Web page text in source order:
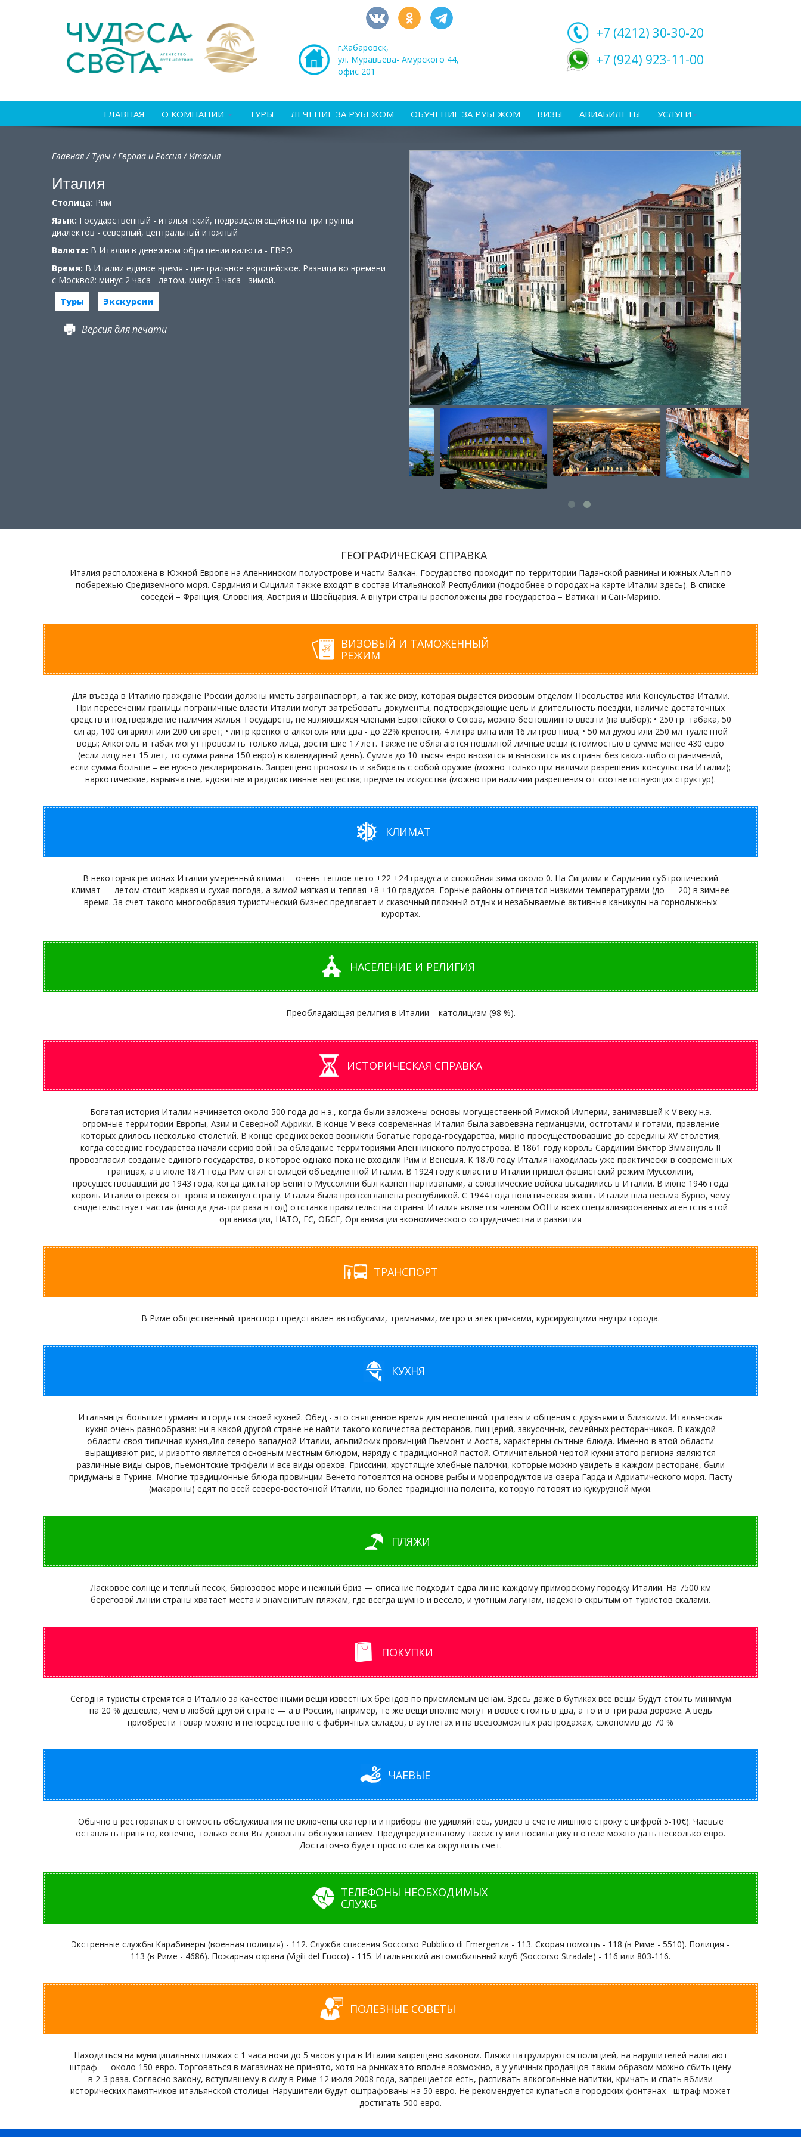
г.Хабаровск,
ул. Муравьева- Амурского 44,
офис 201
+7 (4212) 30-30-20
+7 (924) 923-11-00
ГЛАВНАЯ О КОМПАНИИ ТУРЫ ЛЕЧЕНИЕ ЗА РУБЕЖОМ ОБУЧЕНИЕ ЗА РУБЕЖОМ ВИЗЫ АВИАБИЛЕТЫ УСЛУГИ
Главная/ Туры/Европа и Россия/Италия
Италия
Столица: Рим
Язык: Государственный - итальянский, подразделяющийся на три группы
диалектов - северный, центральный и южный
Валюта: В Италии в денежном обращении валюта - ЕВРО
Время: В Италии единое время - центральное европейское. Разница во времени
с Москвой: минус 2 часа - летом, минус 3 часа - зимой.
Туры
Экскурсии
Версия для печати
ГЕОГРАФИЧЕСКАЯ СПРАВКА
Италия расположена в Южной Европе на Апеннинском полуострове и части Балкан. Государство проходит по территории Паданской равнины и южных Альп по
побережью Средиземного моря. Сардиния и Сицилия также входят в состав Итальянской Республики (подробнее о городах на карте Италии здесь). В списке
соседей – Франция, Словения, Австрия и Швейцария. А внутри страны расположены два государства – Ватикан и Сан-Марино.
ВИЗОВЫЙ И ТАМОЖЕННЫЙ
РЕЖИМ
Для въезда в Италию граждане России должны иметь загранпаспорт, а так же визу, которая выдается визовым отделом Посольства или Консульства Италии.
При пересечении границы пограничные власти Италии могут затребовать документы, подтверждающие цель и длительность поездки, наличие достаточных
средств и подтверждение наличия жилья. Государств, не являющихся членами Европейского Союза, можно беспошлинно ввезти (на выбор): • 250 гр. табака, 50
сигар, 100 сигарилл или 200 сигарет; • литр крепкого алкоголя или два - до 22% крепости, 4 литра вина или 16 литров пива; • 50 мл духов или 250 мл туалетной
воды; Алкоголь и табак могут провозить только лица, достигшие 17 лет. Также не облагаются пошлиной личные вещи (стоимостью в сумме менее 430 евро
(если лицу нет 15 лет, то сумма равна 150 евро) в календарный день). Сумма до 10 тысяч евро ввозится и вывозится из страны без каких-либо ограничений,
если сумма больше – ее нужно декларировать. Запрещено провозить и забирать с собой оружие (можно только при наличии разрешения консульства Италии);
наркотические, взрывчатые, ядовитые и радиоактивные вещества; предметы искусства (можно при наличии разрешения от соответствующих структур).
КЛИМАТ
В некоторых регионах Италии умеренный климат – очень теплое лето +22 +24 градуса и спокойная зима около 0. На Сицилии и Сардинии субтропический
климат — летом стоит жаркая и сухая погода, а зимой мягкая и теплая +8 +10 градусов. Горные районы отличатся низкими температурами (до — 20) в зимнее
время. За счет такого многообразия туристический бизнес предлагает и сказочный пляжный отдых и незабываемые активные каникулы на горнолыжных
курортах.
НАСЕЛЕНИЕ И РЕЛИГИЯ
Преобладающая религия в Италии – католицизм (98 %).
ИСТОРИЧЕСКАЯ СПРАВКА
Богатая история Италии начинается около 500 года до н.э., когда были заложены основы могущественной Римской Империи, занимавшей к V веку н.э.
огромные территории Европы, Азии и Северной Африки. В конце V века современная Италия была завоевана германцами, остготами и готами, правление
которых длилось несколько столетий. В конце средних веков возникли богатые города-государства, мирно просуществовавшие до середины XV столетия,
когда соседние государства начали серию войн за обладание территориями Апеннинского полуострова. В 1861 году король Сардинии Виктор Эммануэль II
провозгласил создание единого государства, в которое однако пока не входили Рим и Венеция. К 1870 году Италия находилась уже практически в современных
границах, а в июле 1871 года Рим стал столицей объединенной Италии. В 1924 году к власти в Италии пришел фашистский режим Муссолини,
просуществовавший до 1943 года, когда диктатор Бенито Муссолини был казнен партизанами, а союзнические войска высадились в Италии. В июне 1946 года
король Италии отрекся от трона и покинул страну. Италия была провозглашена республикой. С 1944 года политическая жизнь Италии шла весьма бурно, чему
свидетельствует частая (иногда два-три раза в год) отставка правительства страны. Италия является членом ООН и всех специализированных агентств этой
организации, НАТО, ЕС, ОБСЕ, Организации экономического сотрудничества и развития
ТРАНСПОРТ
В Риме общественный транспорт представлен автобусами, трамваями, метро и электричками, курсирующими внутри города.
КУХНЯ
Итальянцы большие гурманы и гордятся своей кухней. Обед - это священное время для неспешной трапезы и общения с друзьями и близкими. Итальянская
кухня очень разнообразна: ни в какой другой стране не найти такого количества ресторанов, пиццерий, закусочных, семейных ресторанчиков. В каждой
области своя типичная кухня.Для северо-западной Италии, альпийских провинций Пьемонт и Аоста, характерны сытные блюда. Именно в этой области
выращивают рис, и ризотто является основным местным блюдом, наряду с традиционной пастой. Отличительной чертой кухни этого региона являются
различные виды сыров, пьемонтские трюфели и все виды орехов. Гриссини, хрустящие хлебные палочки, которые можно увидеть в каждом ресторане, были
придуманы в Турине. Многие традиционные блюда провинции Венето готовятся на основе рыбы и морепродуктов из озера Гарда и Адриатического моря. Пасту
(макароны) едят по всей северо-восточной Италии, но более традиционна полента, которую готовят из кукурузной муки.
ПЛЯЖИ
Ласковое солнце и теплый песок, бирюзовое море и нежный бриз — описание подходит едва ли не каждому приморскому городку Италии. На 7500 км
береговой линии страны хватает места и знаменитым пляжам, где всегда шумно и весело, и уютным лагунам, надежно скрытым от туристов скалами.
ПОКУПКИ
Сегодня туристы стремятся в Италию за качественными вещи известных брендов по приемлемым ценам. Здесь даже в бутиках все вещи будут стоить минимум
на 20 % дешевле, чем в любой другой стране — а в России, например, те же вещи вполне могут и вовсе стоить в два, а то и в три раза дороже. А ведь
приобрести товар можно и непосредственно с фабричных складов, в аутлетах и на всевозможных распродажах, сэкономив до 70 %
ЧАЕВЫЕ
Обычно в ресторанах в стоимость обслуживания не включены скатерти и приборы (не удивляйтесь, увидев в счете лишнюю строку с цифрой 5-10€). Чаевые
оставлять принято, конечно, только если Вы довольны обслуживанием. Предупредительному таксисту или носильщику в отеле можно дать несколько евро.
Достаточно будет просто слегка округлить счет.
ТЕЛЕФОНЫ НЕОБХОДИМЫХ
СЛУЖБ
Экстренные службы Карабинеры (военная полиция) - 112. Служба спасения Soccorso Pubblico di Emergenza - 113. Скорая помощь - 118 (в Риме - 5510). Полиция -
113 (в Риме - 4686). Пожарная охрана (Vigili del Fuoco) - 115. Итальянский автомобильный клуб (Soccorso Stradale) - 116 или 803-116.
ПОЛЕЗНЫЕ СОВЕТЫ
Находиться на муниципальных пляжах с 1 часа ночи до 5 часов утра в Италии запрещено законом. Пляжи патрулируются полицией, на нарушителей налагают
штраф — около 150 евро. Торговаться в магазинах не принято, хотя на рынках это вполне возможно, а у уличных продавцов таким образом можно сбить цену
в 2-3 раза. Согласно закону, вступившему в силу в Риме 12 июля 2008 года, запрещается есть, распивать алкогольные напитки, кричать и спать вблизи
исторических памятников итальянской столицы. Нарушители будут оштрафованы на 50 евро. Не рекомендуется купаться в городских фонтанах - штраф может
достигать 500 евро.